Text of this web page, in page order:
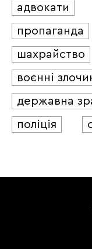
адвокати
пропаганда
шахрайство
воєнні
державна
поліція